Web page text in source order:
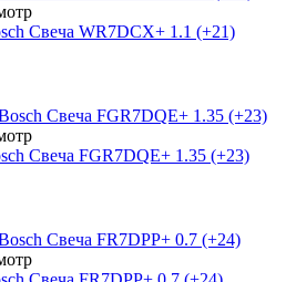
Свеча WR7DCX+ 1.1 (+21)
Свеча FGR7DQE+ 1.35 (+23)